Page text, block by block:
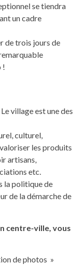
se tiendra
un cadre
de trois jours de
!
village est une des
culturel,
les produits
artisans,
etc.
la politique de
de la démarche de
centre-ville, vous
de photos »